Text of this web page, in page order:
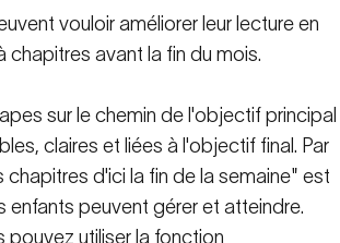
vouloir améliorer leur lecture en
chapitres avant la fin du mois.
sur le chemin de l'objectif principal
claires et liées à l'objectif final. Par
chapitres d'ici la fin de la semaine" est
enfants peuvent gérer et atteindre.
pouvez utiliser la fonction